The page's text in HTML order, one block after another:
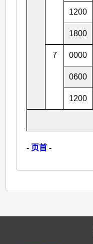
1200
1800
7 0000
0600
1200
- 页首 -